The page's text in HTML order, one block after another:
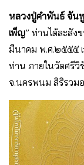
หลวงปู่คำพันธ์ จัน
เพ็ญ” ท่านได้ละสัง
มีนาคม พ.ศ.๒๕๕๕
ท่าน ภายในวัดศรีวิ
จ.นครพนม สิริรวม